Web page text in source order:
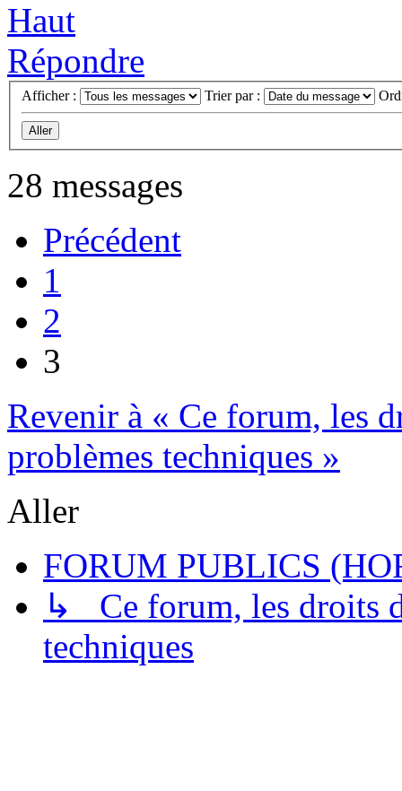
Haut
Répondre
Afficher : Trier par :
28 messages
Précédent
1
2
3
Revenir à « Ce forum, les
problèmes techniques »
Aller
FORUM PUBLICS
↳ Ce forum, les droits
techniques